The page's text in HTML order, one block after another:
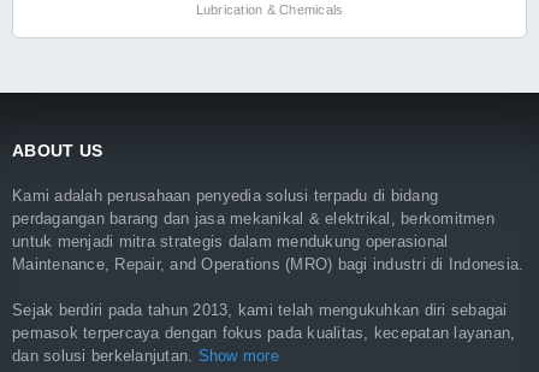
Lubrication & Chemicals
ABOUT US
Kami adalah perusahaan penyedia solusi terpadu di bidang
perdagangan barang dan jasa mekanikal & elektrikal, berkomitmen
untuk menjadi mitra strategis dalam mendukung operasional
Maintenance, Repair, and Operations (MRO) bagi industri di Indonesia.
Sejak berdiri pada tahun 2013, kami telah mengukuhkan diri sebagai
pemasok terpercaya dengan fokus pada kualitas, kecepatan layanan,
dan solusi berkelanjutan. Show more